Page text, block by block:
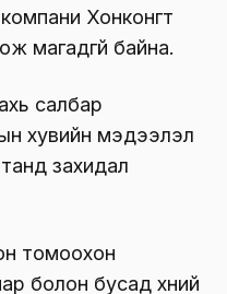
Хонконгт
магадгүй байна.
салбар
хувийн мэдээлэл
захидал
томоохон
болон бусад хүний